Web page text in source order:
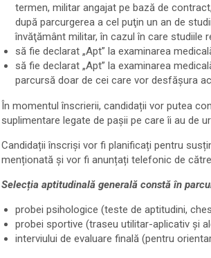
termen, militar angajat pe bază de
după parcurgerea a cel puţin un an de
învăţământ militar, în cazul în care studiile
să fie declarat „Apt” la examinarea
să fie declarat „Apt” la examinarea
parcursă doar de cei care vor desfăşura
În momentul înscrierii, candidații vor putea
suplimentare legate de pașii pe care îi au de
Candidații înscriși vor fi planificați pentru
menționată și vor fi anunțați telefonic de
Selecția aptitudinală generală constă în
probei psihologice (teste de aptitudini,
probei sportive (traseu utilitar-aplicativ și
interviului de evaluare finală (pentru